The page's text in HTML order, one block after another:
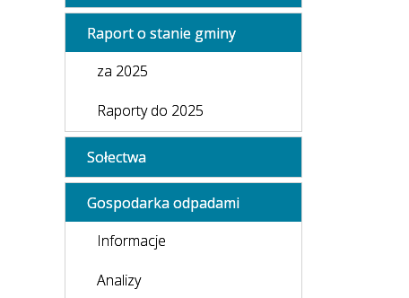
Raport o stanie gminy
za 2025
Raporty do 2025
Sołectwa
Gospodarka odpadami
Informacje
Analizy